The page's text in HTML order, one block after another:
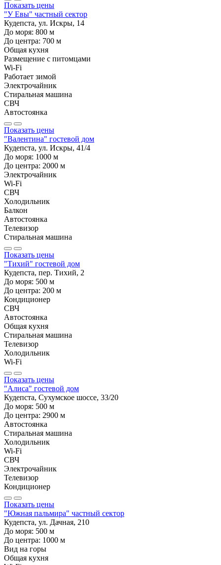
Показать цены
"У Евы" частный сектор
Кудепста, ул. Искры, 14
До моря: 800 м
До центра: 700 м
Общая кухня
Размещение с питомцами
Wi-Fi
Работает зимой
Электрочайник
Стиральная машина
СВЧ
Автостоянка
Показать цены
"Валентина" гостевой дом
Кудепста, ул. Искры, 41/4
До моря: 1000 м
До центра: 2000 м
Электрочайник
Wi-Fi
СВЧ
Холодильник
Балкон
Автостоянка
Телевизор
Стиральная машина
Показать цены
"Тихий" гостевой дом
Кудепста, пер. Тихий, 2
До моря: 500 м
До центра: 200 м
Кондиционер
СВЧ
Автостоянка
Общая кухня
Стиральная машина
Телевизор
Холодильник
Wi-Fi
Показать цены
"Алиса" гостевой дом
Кудепста, Сухумское шоссе, 33/20
До моря: 500 м
До центра: 2900 м
Автостоянка
Стиральная машина
Холодильник
Wi-Fi
СВЧ
Электрочайник
Телевизор
Кондиционер
Показать цены
"Южная пальмира" частный сектор
Кудепста, ул. Дачная, 210
До моря: 500 м
До центра: 1000 м
Вид на горы
Общая кухня